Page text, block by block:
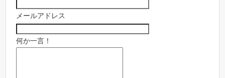
メールアドレス
何か一言！